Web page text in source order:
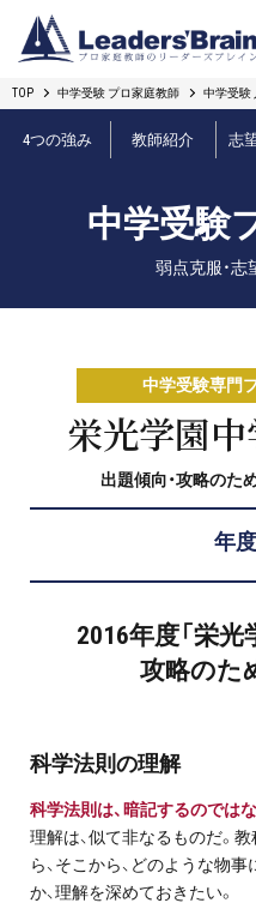
リーダーズブレインの強
プロ教師紹介
無料体験授業とは
短期フリープラン
プロ家庭教師の英検®対
費用について
お申込みの流れ
よくある質問
採用情報
TOP 中学受験 プロ家庭教師 中学受験
4つの強み 教師紹介 志
中学受験
弱点克服・
中学受験専門
栄光学園
出題傾向・攻略のた
年
2016年度「栄光
攻略のた
科学法則の理解
科学法則は、暗記するのでは
理解は、似て非なるものだ。
ら、そこから、どのような物
か、理解を深めておきたい。